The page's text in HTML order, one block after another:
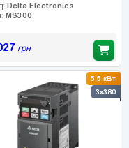
Delta Electronics
MS300
грн
5.5 кВт
3x380